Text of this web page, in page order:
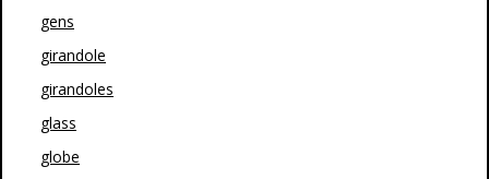
gens
girandole
girandoles
glass
globe